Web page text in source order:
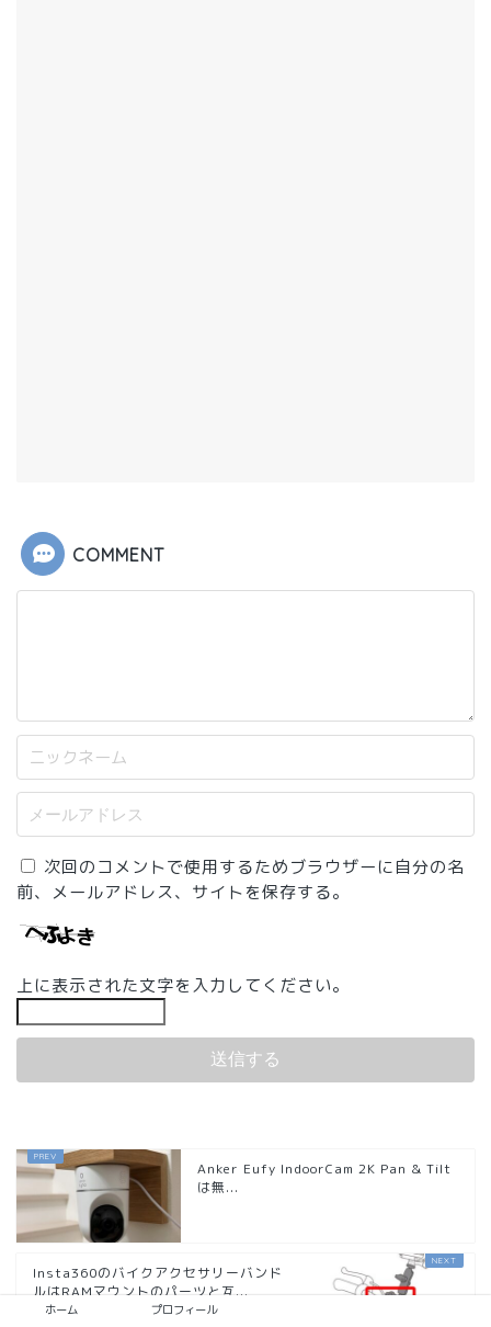
COMMENT
次回のコメントで使用するためブラウザーに自分の名
前、メールアドレス、サイトを保存する。
上に表示された文字を入力してください。
Anker Eufy IndoorCam 2K Pan & Tilt
は無...
Insta360のバイクアクセサリーバンド
ルはRAMマウントのパーツと互...
ホーム プロフィール